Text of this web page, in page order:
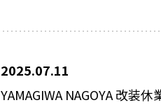
YAMAGIWA NAGOYA 改装休
2025.07.11